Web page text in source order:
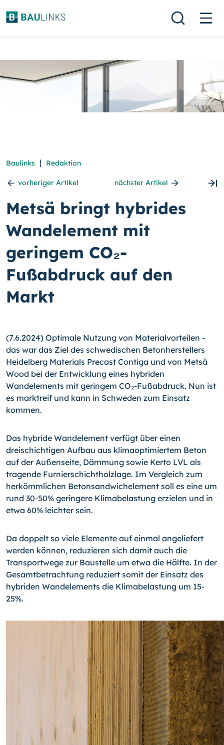
Baulinks | Redaktion
vorheriger Artikel nächster Artikel
Metsä bringt hybrides
Wandelement mit
geringem CO₂-
Fußabdruck auf den
Markt
(7.6.2024) Optimale Nutzung von Materialvorteilen -
das war das Ziel des schwedischen Betonherstellers
Heidelberg Materials Precast Contiga und von Metsä
Wood bei der Entwicklung eines hybriden
Wandelements mit geringem CO₂-Fußabdruck. Nun ist
es marktreif und kann in Schweden zum Einsatz
kommen.
Das hybride Wandelement verfügt über einen
dreischichtigen Aufbau aus klimaoptimiertem Beton
auf der Außenseite, Dämmung sowie Kerto LVL als
tragende Furnierschichtholzlage. Im Vergleich zum
herkömmlichen Betonsandwichelement soll es eine um
rund 30-50% geringere Klimabelastung erzielen und in
etwa 60% leichter sein.
Da doppelt so viele Elemente auf einmal angeliefert
werden können, reduzieren sich damit auch die
Transportwege zur Baustelle um etwa die Hälfte. In der
Gesamtbetrachtung reduziert somit der Einsatz des
hybriden Wandelements die Klimabelastung um 15-
25%.